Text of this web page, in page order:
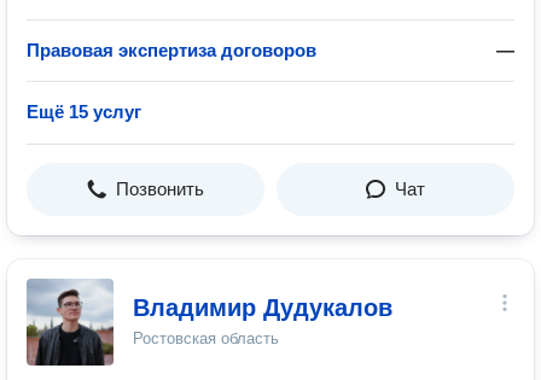
Правовая экспертиза договоров —
Ещё 15 услуг
Позвонить Чат
Владимир Дудукалов
Ростовская область